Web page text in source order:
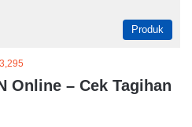
Produk
3,295
Online – Cek Tagihan